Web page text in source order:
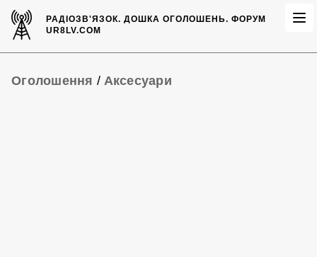
РАДІОЗВ'ЯЗОК.ДОШКА ОГОЛОШЕНЬ. ФОРУМ
UR8LV.COM
Оголошення / Аксесуари